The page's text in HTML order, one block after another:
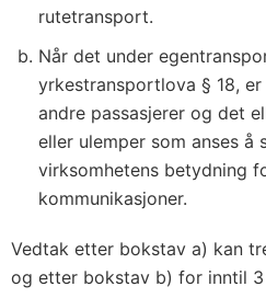
rutetransport.
Når det under
yrkestransportlova § 18,
andre passasjerer og det
eller ulemper som anses å
virksomhetens betydning
kommunikasjoner.
Vedtak etter bokstav a) kan
og etter bokstav b) for inntil 3